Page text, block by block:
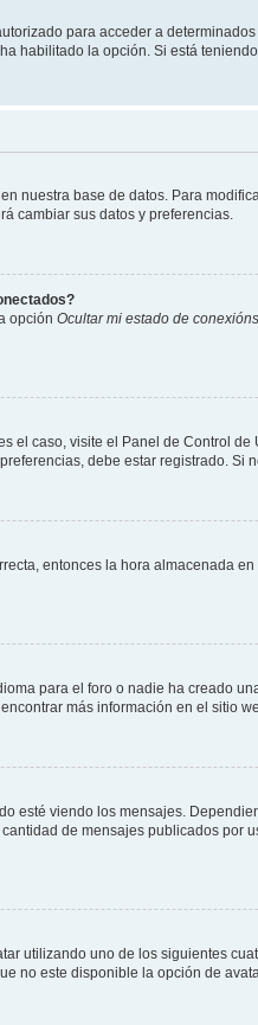
para acceder a
habilitado la opción. Si está
nuestra base de datos. Para
cambiar sus datos y preferencias.
opción Ocultar mi estado de conexións
el caso, visite el Panel de Control
debe estar registrado. Si
entonces la hora almacenada
para el foro o nadie ha creado
más información en el sitio
esté viendo los mensajes.
de mensajes publicados por
utilizando uno de los siguientes
no este disponible la opción de